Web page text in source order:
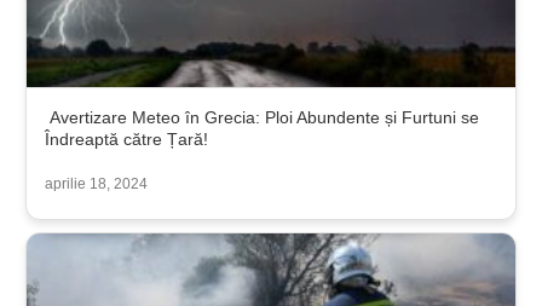
Avertizare Meteo în Grecia: Ploi Abundente și Furtuni se
Îndreaptă către Țară!
aprilie 18, 2024